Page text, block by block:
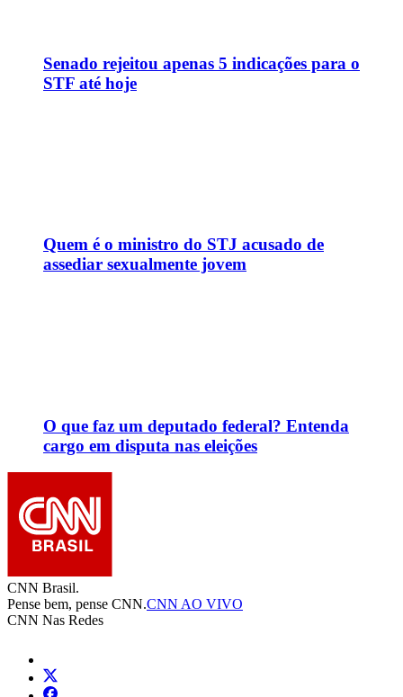
Senado rejeitou apenas 5 indicações para o
STF até hoje
Quem é o ministro do STJ acusado de
assediar sexualmente jovem
O que faz um deputado federal? Entenda
cargo em disputa nas eleições
CNN Brasil.
Pense bem, pense CNN.CNN AO VIVO
CNN Nas Redes